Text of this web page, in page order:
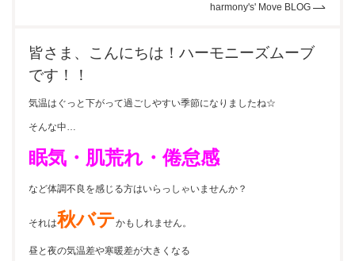
harmony's' Move BLOG
皆さま、こんにちは！ハーモニーズムーブ
です！！
気温はぐっと下がって過ごしやすい季節になりましたね☆
そんな中…
眠気・肌荒れ・倦怠感
など体調不良を感じる方はいらっしゃいませんか？
それは秋バテかもしれません。
昼と夜の気温差や寒暖差が大きくなる